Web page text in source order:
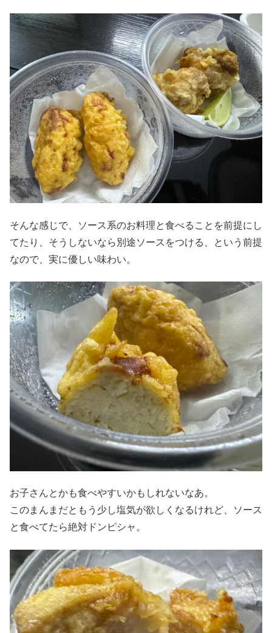
そんな感じで、ソース系のお料理と食べることを前提にし
てたり、そうしないなら別途ソースをつける、という前提
なので、実に優しい味わい。
お子さんとかも食べやすいかもしれないなあ。
このまんまだともう少し塩気が欲しくなるけれど、ソース
と食べてたら絶対ドンピシャ。